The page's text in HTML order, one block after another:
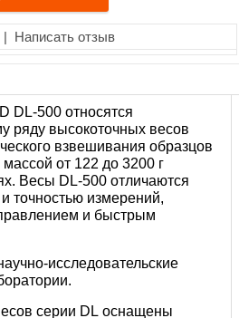
| Написать отзыв
DL-500относятся
ряду высокоточных веcов
взвешивания образцов
от 122 до 3200 г
Весы DL-500 отличаются
точностью измерений,
и быстрым
исследовательские
серии DL оснащены